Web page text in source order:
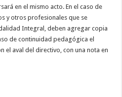
en el mismo acto. En el caso de
y otros profesionales que se
Integral, deben agregar copia
de continuidad pedagógica el
el aval del directivo, con una nota en